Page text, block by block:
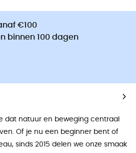
€100
binnen 100 dagen
dat natuur en beweging centraal
Of je nu een beginner bent of
sinds 2015 delen we onze smaak